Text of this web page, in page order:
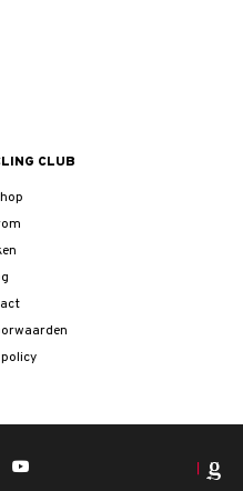
CLUB